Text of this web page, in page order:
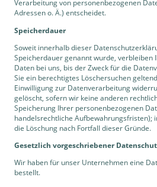
Verarbeitung von personenbezogenen
Adressen o. Ä.) entscheidet.
Speicherdauer
Soweit innerhalb dieser
Speicherdauer genannt wurde, verbleiben
Daten bei uns, bis der Zweck für die
Sie ein berechtigtes Löschersuchen
Einwilligung zur Datenverarbeitung
gelöscht, sofern wir keine anderen
Speicherung Ihrer personenbezogenen
handelsrechtliche Aufbewahrungsfristen);
die Löschung nach Fortfall dieser Gründe.
Gesetzlich vorgeschriebener
Wir haben für unser Unternehmen eine
bestellt.